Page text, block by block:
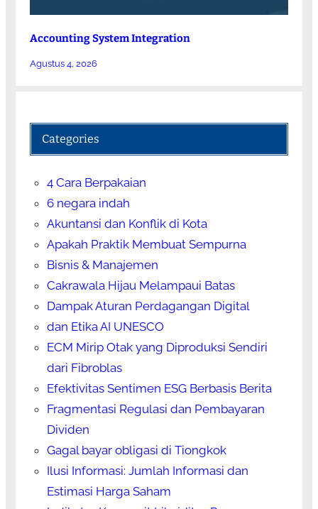
Accounting System Integration
Agustus 4, 2026
Categories
4 Cara Berpakaian
6 negara indah
Akuntansi dan Konflik di Kota
Apakah Praktik Membuat Sempurna
Bisnis & Manajemen
Cakrawala Hijau Melampaui Batas
Dampak Aturan Perdagangan Digital
dan Etika AI UNESCO
ECM Mirip Otak yang Diproduksi Sendiri
dari Fibroblas
Efektivitas Sentimen ESG Berbasis Berita
Fragmentasi Regulasi dan Pembayaran
Dividen
Gagal bayar obligasi di Tiongkok
Ilusi Informasi: Jumlah Informasi dan
Estimasi Harga Saham